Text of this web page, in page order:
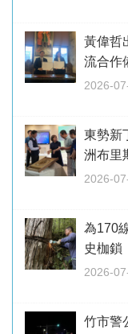
黃偉哲
流合作
2026-
東勢新
洲布里
2026-
為170
史枷鎖
2026-
竹市警